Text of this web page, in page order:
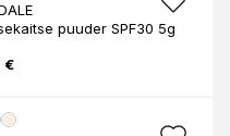
puuder SPF30 5g
€